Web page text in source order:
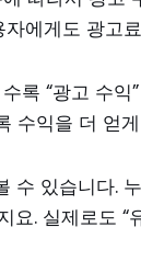
에게도 광고
록 “광고 수
수익을 더 얻
수 있습니다.
. 실제로도 “